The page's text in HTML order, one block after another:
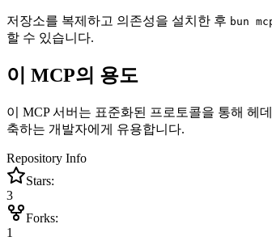
저장소를 복제하고 의존성을 설치한 후 bun
할 수 있습니다.
이 MCP의 용도
이 MCP 서버는 표준화된 프로토콜을 통해 헤
축하는 개발자에게 유용합니다.
Repository Info
Stars:
3
Forks:
1